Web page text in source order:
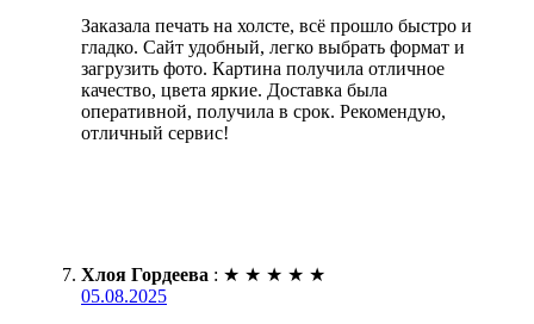
Заказала печать на холсте, всё прошло быстро и
гладко. Сайт удобный, легко выбрать формат и
загрузить фото. Картина получила отличное
качество, цвета яркие. Доставка была
оперативной, получила в срок. Рекомендую,
отличный сервис!
Хлоя Гордеева : ★ ★ ★ ★ ★
05.08.2025